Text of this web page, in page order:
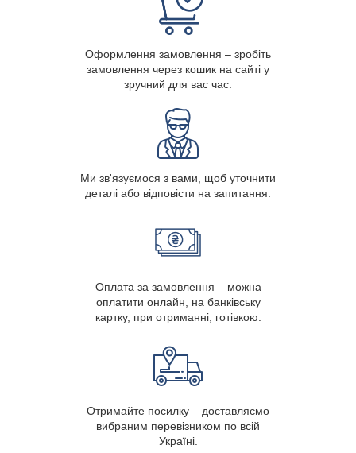
Оформлення замовлення – зробіть
замовлення через кошик на сайті у
зручний для вас час.
Ми зв'язуємося з вами, щоб уточнити
деталі або відповісти на запитання.
Оплата за замовлення – можна
оплатити онлайн, на банківську
картку, при отриманні, готівкою.
Отримайте посилку – доставляємо
вибраним перевізником по всій
Україні.